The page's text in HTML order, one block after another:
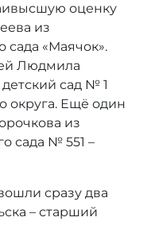
оценку
из
сада «Маячок».
Людмила
сад № 1
округа. Ещё один
из
сада № 551 –
сразу два
– старший